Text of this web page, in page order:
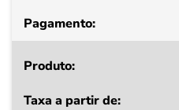
Pagamento